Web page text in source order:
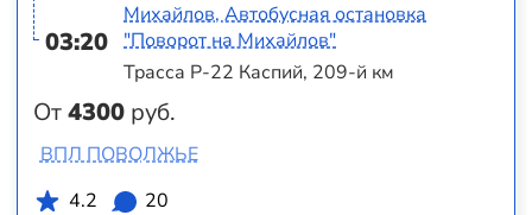
03:20
От4300 руб.
Михайлов, Автобусная остановка
"Поворот на Михайлов"
Трасса Р-22 Каспий, 209-й км
ВПЛ ПОВОЛЖЬЕ
4.2
20